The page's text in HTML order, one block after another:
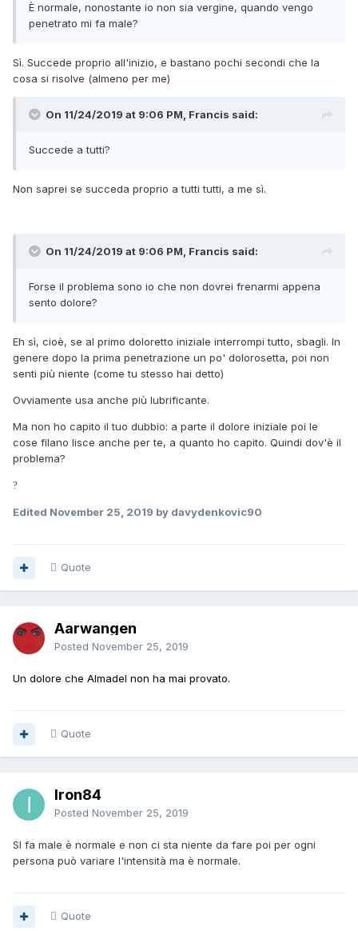
È normale, nonostante io non sia vergine, quando vengo
penetrato mi fa male?
Sì. Succede proprio all'inizio, e bastano pochi secondi che la
cosa si risolve (almeno per me)
On 11/24/2019 at 9:06 PM, Francis said:
Succede a tutti?
Non saprei se succeda proprio a tutti tutti, a me sì.
On 11/24/2019 at 9:06 PM, Francis said:
Forse il problema sono io che non dovrei frenarmi appena
sento dolore?
Eh sì, cioè, se al primo doloretto iniziale interrompi tutto, sbagli. In
genere dopo la prima penetrazione un po' dolorosetta, poi non
senti più niente (come tu stesso hai detto)
Ovviamente usa anche più lubrificante.
Ma non ho capito il tuo dubbio: a parte il dolore iniziale poi le
cose filano lisce anche per te, a quanto ho capito. Quindi dov'è il
problema?
?
Edited November 25, 2019 by davydenkovic90
Quote
Aarwangen
Posted November 25, 2019
Un dolore che Almadel non ha mai provato.
Quote
Iron84
Posted November 25, 2019
SI fa male è normale e non ci sta niente da fare poi per ogni
persona può variare l'intensità ma è normale.
Quote